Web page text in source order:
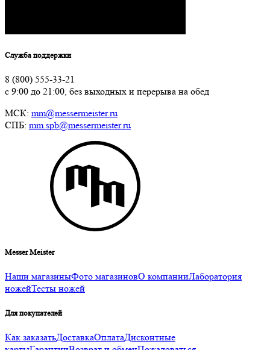
Служба поддержки
8 (800) 555-33-21
с 9:00 до 21:00, без выходных и перерыва на обед
МСК: mm@messermeister.ru
СПБ: mm.spb@messermeister.ru
Messer Meister
Наши магазиныФото магазиновО компанииЛаборатория
ножейТесты ножей
Для покупателей
Как заказатьДоставкаОплатаДисконтные